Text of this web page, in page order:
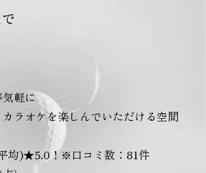
軽に
ラオケを楽しんでいただける空間
均)★5.0！※口コミ数：81件